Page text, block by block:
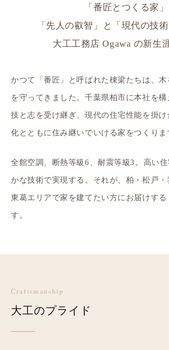
「番匠とつくる家」
「先人の叡智」と「現代の技
大工工務店 Ogawa の新生
かつて「番匠」と呼ばれた棟梁たちは、
を守ってきました。千葉県柏市に本社を
技と志を受け継ぎ、現代の住宅性能を掛
化とともに住み継いでいける家をつくりま
全館空調、断熱等級6、耐震等級3。高い
かな技術で実現する。それが、柏・松戸
東葛エリアで家を建てたい方にお届けす
す。
Craftsmanship
大工のプライド